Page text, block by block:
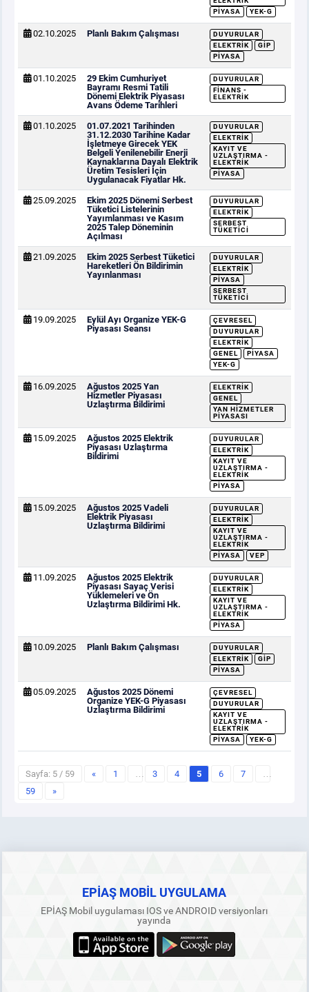
PIYASA
YEK-G
02.10.2025 Planlı Bakım Çalışması
DUYURULAR
ELEKTRIK
GİP
PIYASA
01.10.2025
29 Ekim Cumhuriyet
Bayramı Resmi Tatili
Dönemi Elektrik Piyasası
Avans Ödeme Tarihleri
DUYURULAR
FINANS -
ELEKTRIK
01.10.2025
01.07.2021 Tarihinden
31.12.2030 Tarihine Kadar
İşletmeye Girecek YEK
Belgeli Yenilenebilir Enerji
Kaynaklarına Dayalı Elektrik
Üretim Tesisleri İçin
Uygulanacak Fiyatlar Hk.
DUYURULAR
ELEKTRIK
KAYIT VE
UZLAŞTIRMA -
ELEKTRIK
PIYASA
25.09.2025
Ekim 2025 Dönemi Serbest
Tüketici Listelerinin
Yayımlanması ve Kasım
2025 Talep Döneminin
Açılması
DUYURULAR
ELEKTRIK
SERBEST
TÜKETICI
21.09.2025
Ekim 2025 Serbest Tüketici
Hareketleri Ön Bildirimin
Yayınlanması
DUYURULAR
ELEKTRIK
PIYASA
SERBEST
TÜKETICI
19.09.2025
Eylül Ayı Organize YEK-G
Piyasası Seansı
ÇEVRESEL
DUYURULAR
ELEKTRIK
GENEL
PIYASA
YEK-G
16.09.2025
Ağustos 2025 Yan
Hizmetler Piyasası
Uzlaştırma Bildirimi
ELEKTRIK
GENEL
YAN HIZMETLER
PIYASASI
15.09.2025
Ağustos 2025 Elektrik
Piyasası Uzlaştırma
Bildirimi
DUYURULAR
ELEKTRIK
KAYIT VE
UZLAŞTIRMA -
ELEKTRIK
PIYASA
15.09.2025
Ağustos 2025 Vadeli
Elektrik Piyasası
Uzlaştırma Bildirimi
DUYURULAR
ELEKTRIK
KAYIT VE
UZLAŞTIRMA -
ELEKTRIK
PIYASA
VEP
11.09.2025
Ağustos 2025 Elektrik
Piyasası Sayaç Verisi
Yüklemeleri ve Ön
Uzlaştırma Bildirimi Hk.
DUYURULAR
ELEKTRIK
KAYIT VE
UZLAŞTIRMA -
ELEKTRIK
PIYASA
10.09.2025 Planlı Bakım Çalışması
DUYURULAR
ELEKTRIK
GİP
PIYASA
05.09.2025
Ağustos 2025 Dönemi
Organize YEK-G Piyasası
Uzlaştırma Bildirimi
ÇEVRESEL
DUYURULAR
KAYIT VE
UZLAŞTIRMA -
ELEKTRIK
PIYASA
YEK-G
Sayfa: 5 / 59 « 1 … 3 4 5 6 7
…
59
»
EPİAŞ MOBİL UYGULAMA
EPİAŞ Mobil uygulaması IOS ve ANDROID versiyonları
yayında